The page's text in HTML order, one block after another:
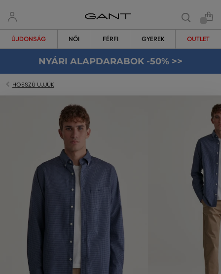
ÚJDONSÁG NŐI FÉRFI GYEREK OUTLET
NYÁRI ALAPDARABOK -50% >>
HOSSZÚ UJJÚK